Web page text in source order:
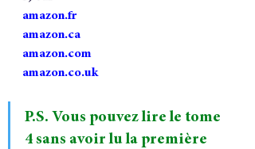
amazon.fr
amazon.ca
amazon.com
amazon.co.uk
P.S. Vous pouvez lire le tome
4 sans avoir lu la première